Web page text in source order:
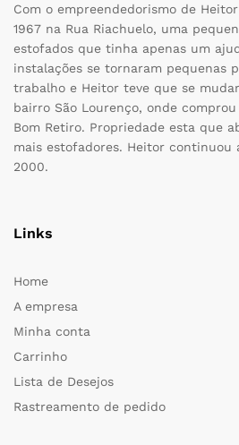
Com o empreendedorismo de
1967 na Rua Riachuelo, uma
estofados que tinha apenas um
instalações se tornaram pequenas
trabalho e Heitor teve que se
bairro São Lourenço, onde
Bom Retiro. Propriedade esta que
mais estofadores. Heitor continuou
2000.
Links
Home
A empresa
Minha conta
Carrinho
Lista de Desejos
Rastreamento de pedido